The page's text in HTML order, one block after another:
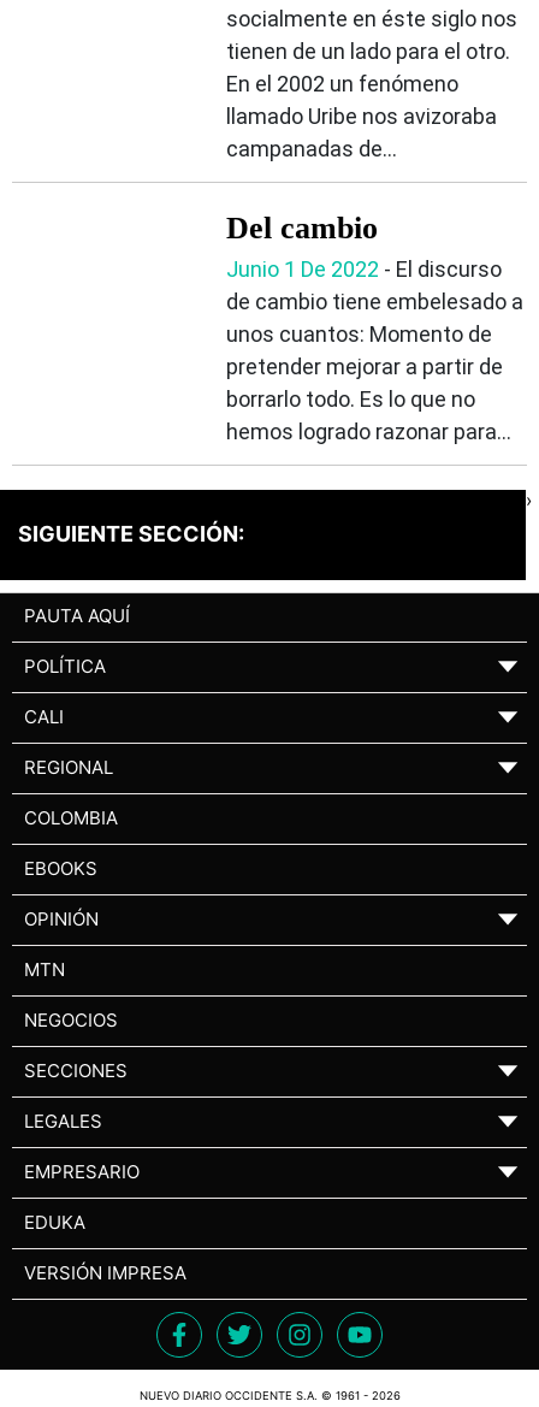
socialmente en éste siglo nos
tienen de un lado para el otro.
En el 2002 un fenómeno
llamado Uribe nos avizoraba
campanadas de...
Del cambio
Junio 1 De 2022 - El discurso
de cambio tiene embelesado a
unos cuantos: Momento de
pretender mejorar a partir de
borrarlo todo. Es lo que no
hemos logrado razonar para...
SIGUIENTE SECCIÓN:
›
PAUTA AQUÍ
POLÍTICA ▼
CALI ▼
REGIONAL ▼
COLOMBIA
EBOOKS
OPINIÓN ▼
MTN
NEGOCIOS
SECCIONES ▼
LEGALES ▼
EMPRESARIO ▼
EDUKA
VERSIÓN IMPRESA
NUEVO DIARIO OCCIDENTE S.A. © 1961 - 2026